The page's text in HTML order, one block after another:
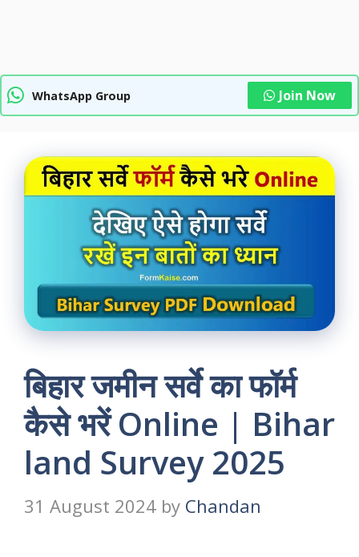
WhatsApp Group Join Now
बिहार जमीन सर्वे का फॉर्म
कैसे भरें Online | Bihar
land Survey 2025
31 August 2024 by Chandan